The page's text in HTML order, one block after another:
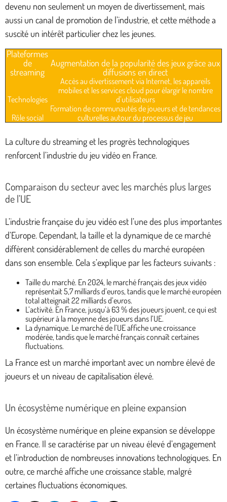
devenu non seulement un moyen de divertissement, mais
aussi un canal de promotion de l’industrie, et cette méthode a
suscité un intérêt particulier chez les jeunes.
Plateformes
de
streaming
Augmentation de la popularité des jeux grâce aux
diffusions en direct
Technologies
Accès au divertissement via Internet, les appareils
mobiles et les services cloud pour élargir le nombre
d’utilisateurs
Rôle social
Formation de communautés de joueurs et de tendances
culturelles autour du processus de jeu
La culture du streaming et les progrès technologiques
renforcent l’industrie du jeu vidéo en France.
Comparaison du secteur avec les marchés plus larges
de l’UE
L’industrie française du jeu vidéo est l’une des plus importantes
d’Europe. Cependant, la taille et la dynamique de ce marché
diffèrent considérablement de celles du marché européen
dans son ensemble. Cela s’explique par les facteurs suivants :
Taille du marché. En 2024, le marché français des jeux vidéo
représentait 5,7 milliards d’euros, tandis que le marché européen
total atteignait 22 milliards d’euros.
L’activité. En France, jusqu’à 63 % des joueurs jouent, ce qui est
supérieur à la moyenne des joueurs dans l’UE.
La dynamique. Le marché de l’UE affiche une croissance
modérée, tandis que le marché français connaît certaines
fluctuations.
La France est un marché important avec un nombre élevé de
joueurs et un niveau de capitalisation élevé.
Un écosystème numérique en pleine expansion
Un écosystème numérique en pleine expansion se développe
en France. Il se caractérise par un niveau élevé d’engagement
et l’introduction de nombreuses innovations technologiques. En
outre, ce marché affiche une croissance stable, malgré
certaines fluctuations économiques.